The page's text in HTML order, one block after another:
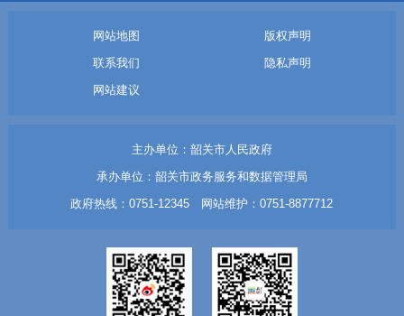
网站地图
版权声明
联系我们
隐私声明
网站建议
主办单位：韶关市人民政府
承办单位：韶关市政务服务和数据管理局
政府热线：0751-12345 网站维护：0751-8877712